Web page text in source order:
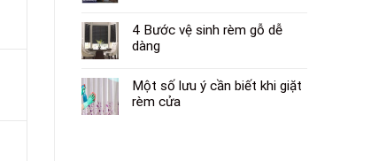
4 Bước vệ sinh rèm gỗ dễ
dàng
Một số lưu ý cần biết khi giặt
rèm cửa